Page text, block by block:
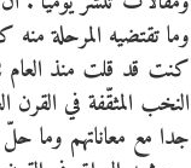
وما تقتضيه المرحلة
النخب المثقّفة في القرن
جدا مع معاناتهم وما